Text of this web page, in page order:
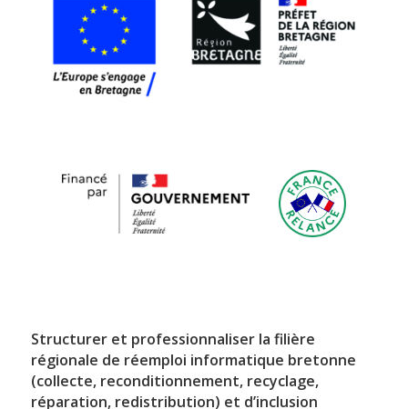
Structurer et professionnaliser la filière
régionale de réemploi informatique bretonne
(collecte, reconditionnement, recyclage,
réparation, redistribution) et d’inclusion